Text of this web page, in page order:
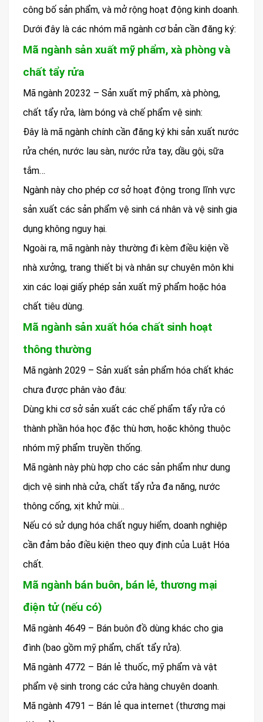
công bố sản phẩm, và mở rộng hoạt động kinh doanh.
Dưới đây là các nhóm mã ngành cơ bản cần đăng ký:
Mã ngành sản xuất mỹ phẩm, xà phòng và
chất tẩy rửa
Mã ngành 20232 – Sản xuất mỹ phẩm, xà phòng,
chất tẩy rửa, làm bóng và chế phẩm vệ sinh:
Đây là mã ngành chính cần đăng ký khi sản xuất nước
rửa chén, nước lau sàn, nước rửa tay, dầu gội, sữa
tắm…
Ngành này cho phép cơ sở hoạt động trong lĩnh vực
sản xuất các sản phẩm vệ sinh cá nhân và vệ sinh gia
dụng không nguy hại.
Ngoài ra, mã ngành này thường đi kèm điều kiện về
nhà xưởng, trang thiết bị và nhân sự chuyên môn khi
xin các loại giấy phép sản xuất mỹ phẩm hoặc hóa
chất tiêu dùng.
Mã ngành sản xuất hóa chất sinh hoạt
thông thường
Mã ngành 2029 – Sản xuất sản phẩm hóa chất khác
chưa được phân vào đâu:
Dùng khi cơ sở sản xuất các chế phẩm tẩy rửa có
thành phần hóa học đặc thù hơn, hoặc không thuộc
nhóm mỹ phẩm truyền thống.
Mã ngành này phù hợp cho các sản phẩm như dung
dịch vệ sinh nhà cửa, chất tẩy rửa đa năng, nước
thông cống, xịt khử mùi…
Nếu có sử dụng hóa chất nguy hiểm, doanh nghiệp
cần đảm bảo điều kiện theo quy định của Luật Hóa
chất.
Mã ngành bán buôn, bán lẻ, thương mại
điện tử (nếu có)
Mã ngành 4649 – Bán buôn đồ dùng khác cho gia
đình (bao gồm mỹ phẩm, chất tẩy rửa).
Mã ngành 4772 – Bán lẻ thuốc, mỹ phẩm và vật
phẩm vệ sinh trong các cửa hàng chuyên doanh.
Mã ngành 4791 – Bán lẻ qua internet (thương mại